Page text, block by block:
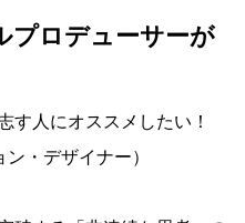
プロデューサーが
す人にオススメしたい！
・デザイナー）